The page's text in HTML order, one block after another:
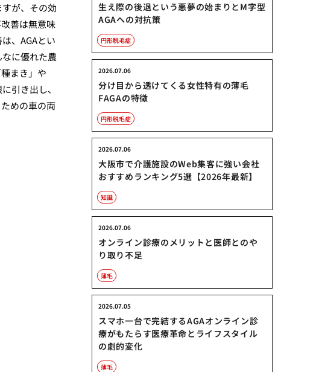
が、その効
善は無意味
、AGAとい
に優れた農
まき」や
引き出し、
めの車の両
生え際の後退という悪夢の始まりとM字型
AGAへの対抗策
円形脱毛症
分け目から透けてくる女性特有の薄毛
FAGAの特徴
2026.07.06
円形脱毛症
大阪市で介護施設のWeb集客に強い会社
おすすめランキング5選【2026年最新】
2026.07.06
知識
オンライン診療のメリットと医師とのや
り取り不足
2026.07.06
薄毛
スマホ一台で完結するAGAオンライン診
療がもたらす医療革命とライフスタイル
の劇的変化
2026.07.05
薄毛